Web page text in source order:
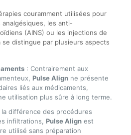
couramment utilisées pour
analgésiques, les anti-
(AINS) ou les injections de
se distingue par plusieurs aspects
: Contrairement aux
Pulse Alignne présente
liés aux médicaments,
utilisation plus sûre à long terme.
différence des procédures
infiltrations, Pulse Alignest
utilisé sans préparation